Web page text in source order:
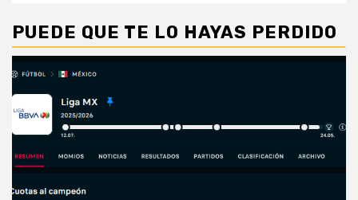
PUEDE QUE TE LO HAYAS PERDIDO